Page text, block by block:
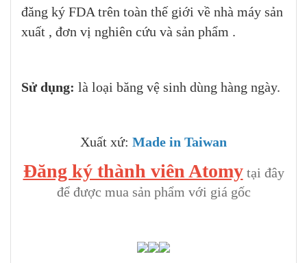
đăng ký FDA trên toàn thế giới về nhà máy sản
xuất , đơn vị nghiên cứu và sản phẩm .
Sử dụng: là loại băng vệ sinh dùng hàng ngày.
Xuất xứ: Made in Taiwan
Đăng ký thành viên Atomytại đây
để được mua sản phẩm với giá gốc